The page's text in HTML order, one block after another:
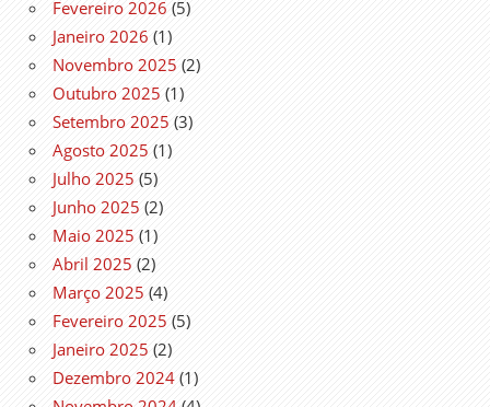
Fevereiro 2026 (5)
Janeiro 2026 (1)
Novembro 2025 (2)
Outubro 2025 (1)
Setembro 2025 (3)
Agosto 2025 (1)
Julho 2025 (5)
Junho 2025 (2)
Maio 2025 (1)
Abril 2025 (2)
Março 2025 (4)
Fevereiro 2025 (5)
Janeiro 2025 (2)
Dezembro 2024 (1)